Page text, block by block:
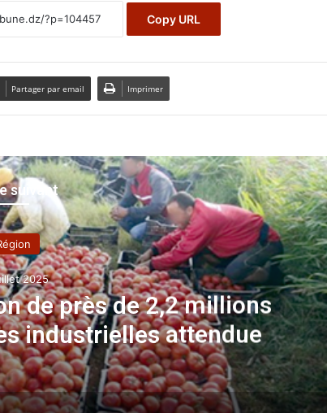
Copy URL
Partager par email Imprimer
suivant
2025
de près de 2,2 millions
industrielles attendue